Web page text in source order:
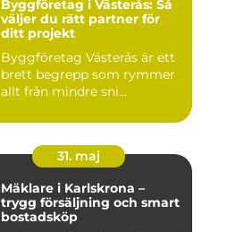
Byggföretag i Västerås: Så
väljer du rätt partner för
ditt projekt
Byggföretag Västerås är ett
brett begrepp som rymmer
allt från mindre sni...
31. maj
Mäklare i Karlskrona –
trygg försäljning och smart
bostadsköp